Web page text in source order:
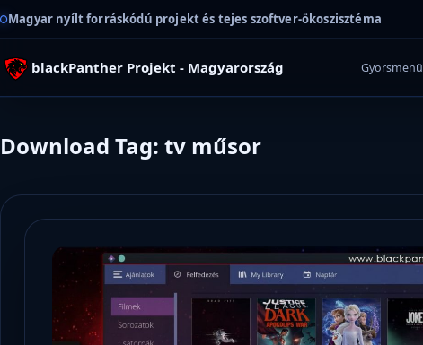
Magyar nyílt forráskódú projekt és tejes szoftver-ökoszisztéma
blackPanther Projekt - Magyarország Gyorsmenü
Download Tag: tv műsor